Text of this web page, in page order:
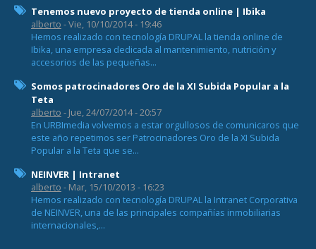
Tenemos nuevo proyecto de tienda online | Ibika
alberto - Vie, 10/10/2014 - 19:46
Hemos realizado con tecnología DRUPAL la tienda online de
Ibika, una empresa dedicada al mantenimiento, nutrición y
accesorios de las pequeñas...
Somos patrocinadores Oro de la XI Subida Popular a la
Teta
alberto - Jue, 24/07/2014 - 20:57
En URBImedia volvemos a estar orgullosos de comunicaros que
este año repetimos ser Patrocinadores Oro de la XI Subida
Popular a la Teta que se...
NEINVER | Intranet
alberto - Mar, 15/10/2013 - 16:23
Hemos realizado con tecnología DRUPAL la Intranet Corporativa
de NEINVER, una de las principales compañías inmobiliarias
internacionales,...